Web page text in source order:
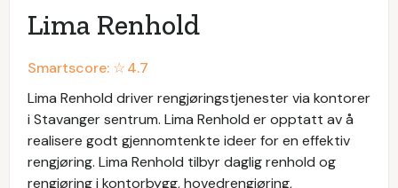
Lima Renhold
Smartscore: ☆4.7
Lima Renhold driver rengjøringstjenester via kontorer
i Stavanger sentrum. Lima Renhold er opptatt av å
realisere godt gjennomtenkte ideer for en effektiv
rengjøring. Lima Renhold tilbyr daglig renhold og
rengjøring i kontorbygg, hovedrengjøring,